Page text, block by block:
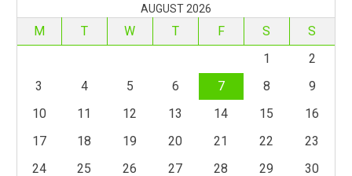
AUGUST 2026
M T W T F S
S
1
2
3
4 5 6 7 8
9
10
11 12 13 14 15
16
17
18 19 20 21 22
23
24
25 26 27 28 29
30